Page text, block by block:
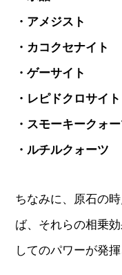
・アメジスト
・カコクセナイト
・ゲーサイト
・レピドクロサイト
・スモーキークォ
・ルチルクォーツ
ちなみに、原石の
ば、それらの相乗
してのパワーが発